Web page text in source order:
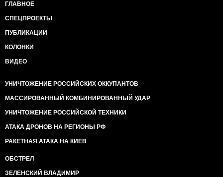
ГЛАВНОЕ
СПЕЦПРОЕКТЫ
ПУБЛИКАЦИИ
КОЛОНКИ
ВИДЕО
УНИЧТОЖЕНИЕ РОССИЙСКИХ ОККУПАНТОВ
МАССИРОВАННЫЙ КОМБИНИРОВАННЫЙ УДАР
УНИЧТОЖЕНИЕ РОССИЙСКОЙ ТЕХНИКИ
АТАКА ДРОНОВ НА РЕГИОНЫ РФ
РАКЕТНАЯ АТАКА НА КИЕВ
ОБСТРЕЛ
ЗЕЛЕНСКИЙ ВЛАДИМИР